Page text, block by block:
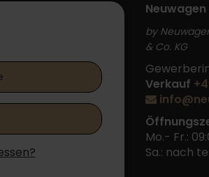
by
& Co. KG
Verkauf
Mo.- Fr.:
Sa.: nach